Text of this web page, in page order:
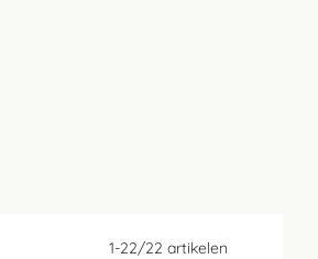
1-22/22 artikelen